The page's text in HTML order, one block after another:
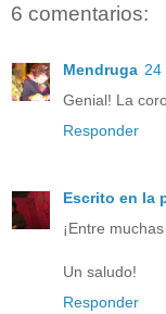
6 comentarios:
Mendruga 24
Genial! La
Responder
Escrito en la
¡Entre
Un saludo!
Responder